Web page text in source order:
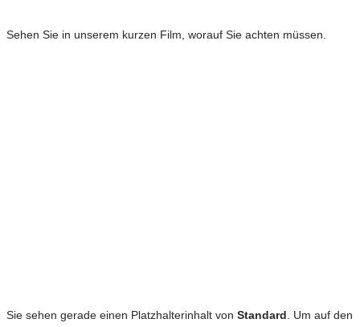
Sehen Sie in unserem kurzen Film, worauf Sie achten müssen.
Sie sehen gerade einen Platzhalterinhalt von Standard. Um auf den